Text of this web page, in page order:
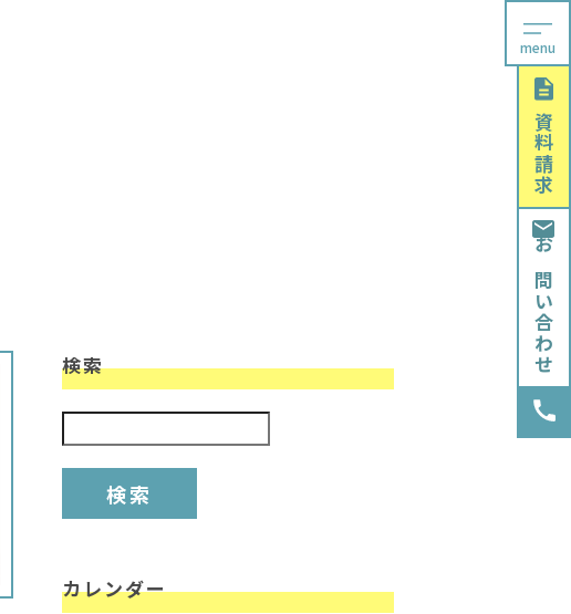
menu
資料請求
お問い合わせ
検索
カレンダー